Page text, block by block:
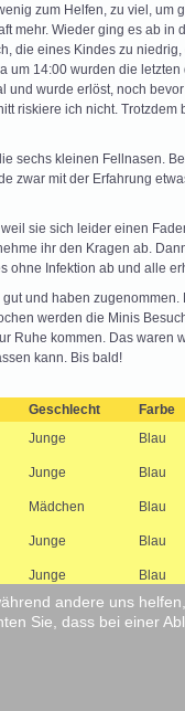
zum Helfen, zu viel, um
mehr. Wieder ging es ab in
die eines Kindes zu
um 14:00 wurden die
und wurde erlöst, noch
riskiere ich nicht.
sechs kleinen Fellnasen.
zwar mit der Erfahrung
sie sich leider einen
ihr den Kragen ab.
ohne Infektion ab und alle
und haben
werden die Minis
Ruhe kommen. Das waren
kann. Bis bald!
Geschlecht Farbe
Junge Blau
Junge Blau
Mädchen Blau
Junge Blau
Junge Blau
Junge Lilac
andere uns
Sie, dass bei einer